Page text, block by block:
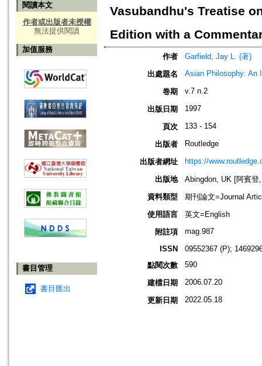
閱讀本文
作者或出版者未授權
無法提供閱讀
加值服務
書目管理
書目匯出
Vasubandhu's Treatise
Edition with a
作者
Garfield, Jay L. (著)
出處題名
Asian Philosophy: An
卷期 v.7 n.2
出版日期 1997
頁次 133 - 154
出版者 Routledge
出版者網址 https://
出版地
Abingdon, UK [阿賓登
資料類型
期刊論文=Journal
使用語言
英文=English
附註項
mag.987
ISSN
09552367 (P);
點閱次數
590
建檔日期 2006.07.20
更新日期 2022.05.18